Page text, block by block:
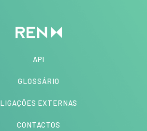
API
GLOSSÁRIO
LIGAÇÕES EXTERNAS
CONTACTOS